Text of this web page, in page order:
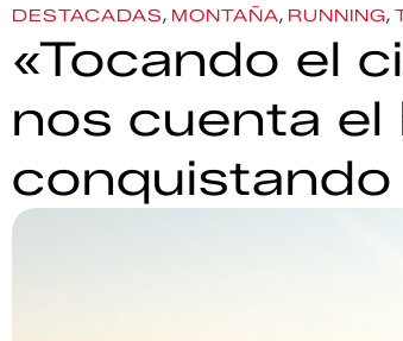
DESTACADAS, MONTAÑA, RUNNING,
«Tocando el
nos cuenta el